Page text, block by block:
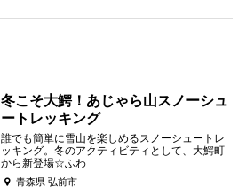
冬こそ大鰐！あじゃら山スノーシュ
ートレッキング
誰でも簡単に雪山を楽しめるスノーシュートレ
ッキング。冬のアクティビティとして、大鰐町
から新登場☆ふわ
青森県 弘前市